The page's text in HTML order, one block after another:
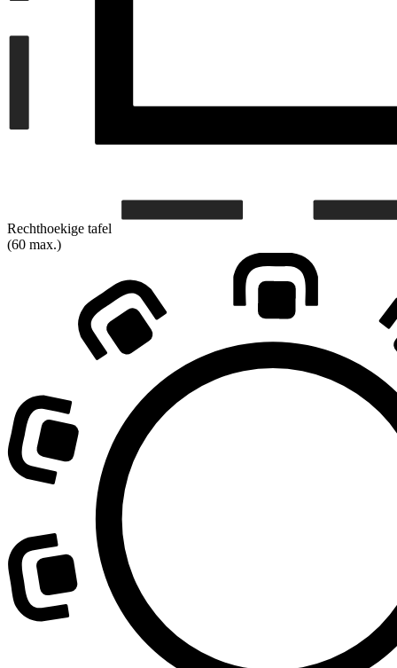
Rechthoekige tafel
(60 max.)